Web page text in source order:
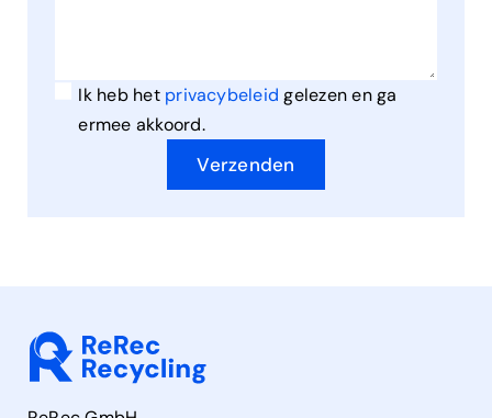
Ik heb het privacybeleid gelezen en ga
ermee akkoord.
Verzenden